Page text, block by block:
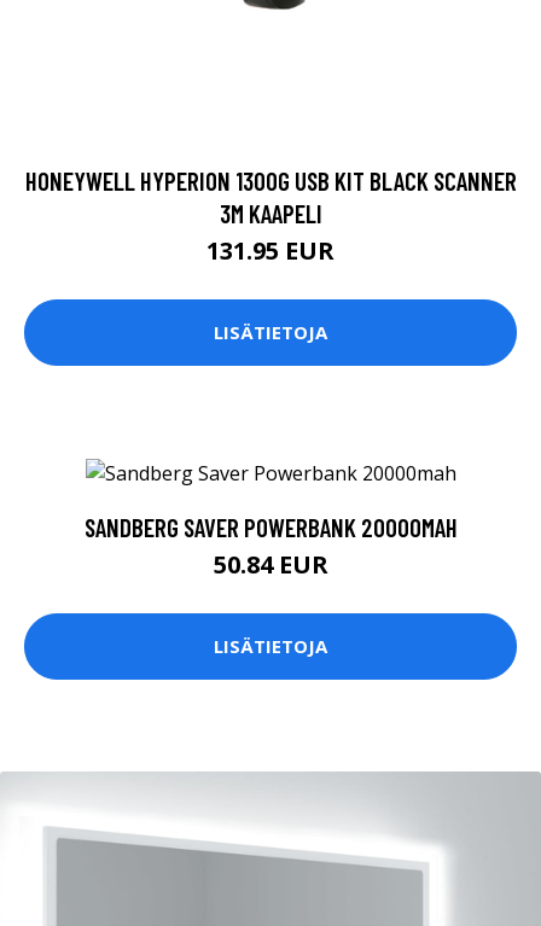
HONEYWELL HYPERION 1300G USB KIT BLACK SCANNER
3M KAAPELI
131.95 EUR
LISÄTIETOJA
SANDBERG SAVER POWERBANK 20000MAH
50.84 EUR
LISÄTIETOJA